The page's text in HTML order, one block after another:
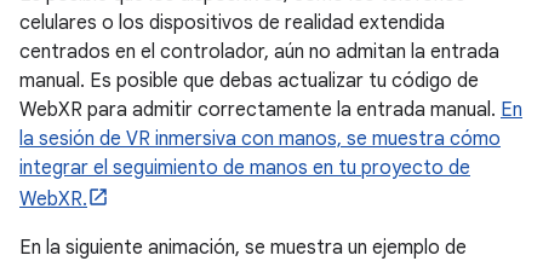
celulares o los dispositivos de realidad extendida
centrados en el controlador, aún no admitan la entrada
manual. Es posible que debas actualizar tu código de
WebXR para admitir correctamente la entrada manual. En
la sesión de VR inmersiva con manos, se muestra cómo
integrar el seguimiento de manos en tu proyecto de
WebXR.
En la siguiente animación, se muestra un ejemplo de